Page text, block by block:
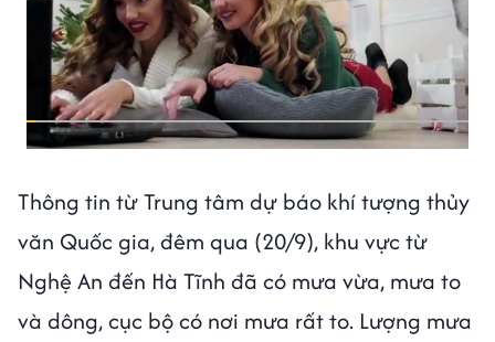
Thông tin từ Trung tâm dự báo khí tượng thủy
văn Quốc gia, đêm qua (20/9), khu vực từ
Nghệ An đến Hà Tĩnh đã có mưa vừa, mưa to
và dông, cục bộ có nơi mưa rất to. Lượng mưa